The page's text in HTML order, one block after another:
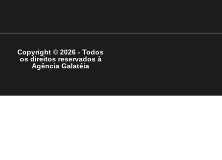
Copyright © 2026 - Todos
os direitos reservados à
Agência Galatéia